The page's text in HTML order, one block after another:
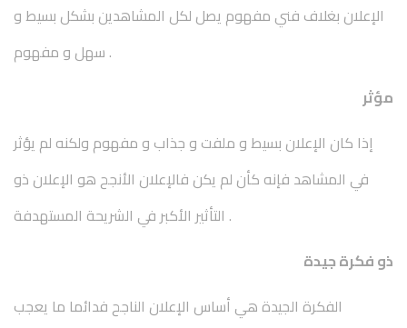
الإعلان بغلاف فني مفهوم يصل لكل المشاهدين بشكل بسيط و
سهل و مفهوم .
مؤثر
إذا كان الإعلان بسيط و ملفت و جذاب و مفهوم ولكنه لم يؤثر
في المشاهد فإنه كأن لم يكن فالإعلان الأنجح هو الإعلان ذو
التأثير الأكبر في الشريحة المستهدفة .
ذو فكرة جيدة
الفكرة الجيدة هي أساس الإعلان الناجح فدائما ما يعجب